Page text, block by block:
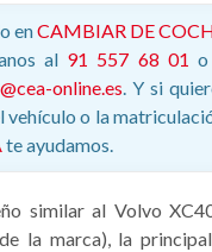
enCAMBIAR DE
al 91 557 68 01 o
online.es. Y si
vehículo o la
te ayudamos.
similar al Volvo
la marca), la